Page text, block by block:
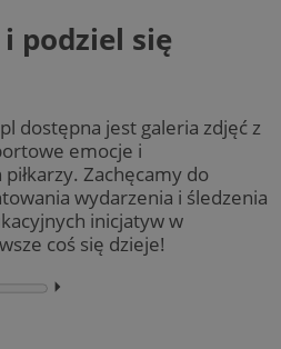
podziel się
dostępna jest galeria zdjęć z
emocje i
Zachęcamy do
wydarzenia i śledzenia
inicjatyw w
coś się dzieje!
⏵︎